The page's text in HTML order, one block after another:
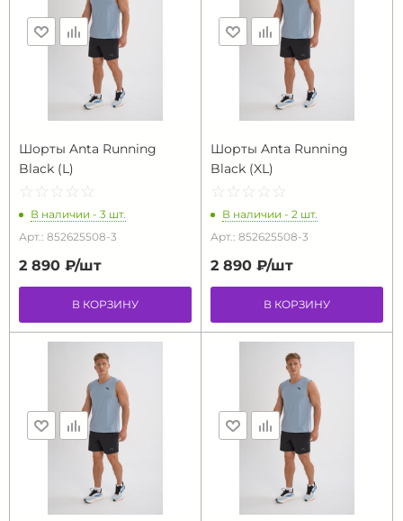
Шорты Anta Running
Black (L)
☆ ☆ ☆ ☆ ☆
★ ★ ★ ★ ★
В наличии - 3 шт.
Арт.: 852625508-3
2 890 ₽/шт
В КОРЗИНУ
Шорты Anta Running
Black (XL)
☆ ☆ ☆ ☆ ☆
★ ★ ★ ★ ★
В наличии - 2 шт.
Арт.: 852625508-3
2 890 ₽/шт
В КОРЗИНУ